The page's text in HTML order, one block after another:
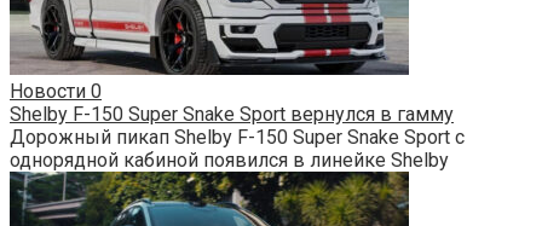
Новости 0
Shelby F-150 Super Snake Sport вернулся в гамму
Дорожный пикап Shelby F-150 Super Snake Sport с
однорядной кабиной появился в линейке Shelby